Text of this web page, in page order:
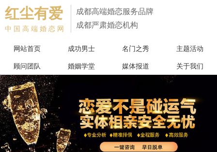
红尘有爱
中国高端婚恋网
成都高端婚恋服务品牌
成都严肃婚恋机构
网站首页 成功男士 名门之秀 主题活动
顾问团队 婚姻学堂 媒体报道 关于我们